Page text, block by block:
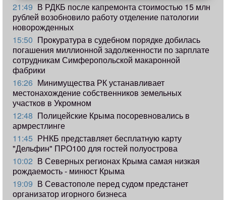
21:49 В РДКБ после капремонта стоимостью 15 млн
рублей возобновило работу отделение патологии
новорожденных
15:50 Прокуратура в судебном порядке добилась
погашения миллионной задолженности по зарплате
сотрудникам Симферопольской макаронной
фабрики
16:26 Минимущества РК устанавливает
местонахождение собственников земельных
участков в Укромном
12:48 Полицейские Крыма посоревновались в
армрестлинге
11:45 РНКБ представляет бесплатную карту
"Дельфин" ПРО100 для гостей полуострова
10:02 В Северных регионах Крыма самая низкая
рождаемость - минюст Крыма
19:09 В Севастополе перед судом предстанет
организатор игорного бизнеса